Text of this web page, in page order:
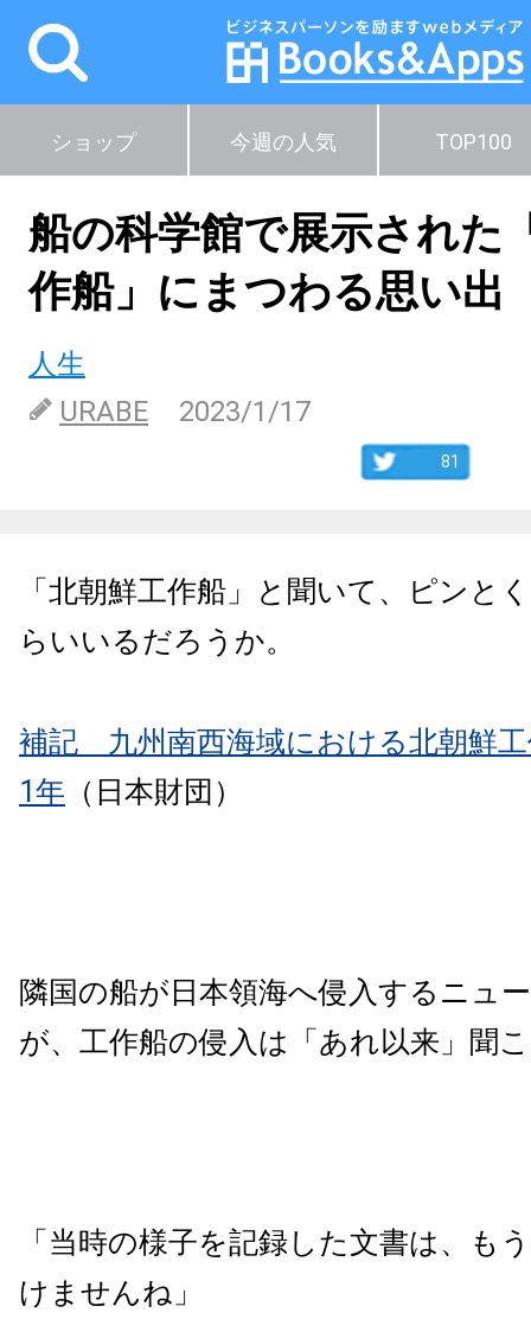
ショップ 今週の人気 TOP100
船の科学館で展示された
作船」にまつわる思い出
人生
URABE
2023/1/17
81
「北朝鮮工作船」と聞いて、ピンと
らいいるだろうか。
補記 九州南西海域における北朝鮮
1年 （日本財団）
隣国の船が日本領海へ侵入するニュ
が、工作船の侵入は「あれ以来」聞
「当時の様子を記録した文書は、も
けませんね」